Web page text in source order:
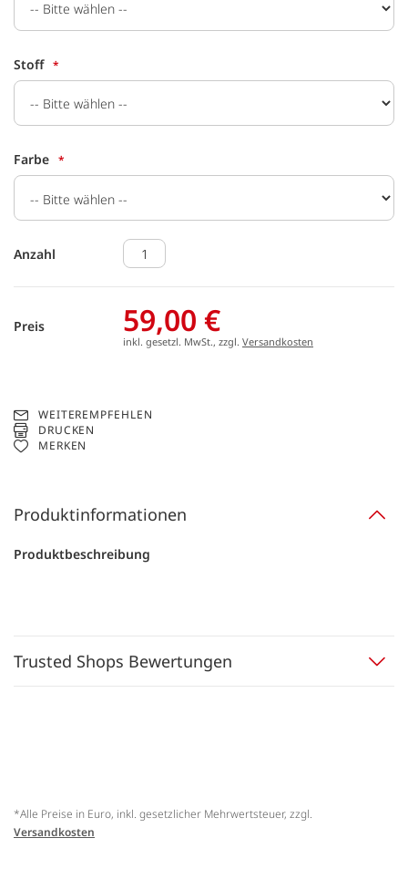
Stoff
Farbe
Anzahl
Preis 59,00 €
inkl. gesetzl. MwSt., zzgl. Versandkosten
WEITEREMPFEHLEN
DRUCKEN
MERKEN
Produktinformationen
Produktbeschreibung
Trusted Shops Bewertungen
*Alle Preise in Euro, inkl. gesetzlicher Mehrwertsteuer, zzgl.
Versandkosten